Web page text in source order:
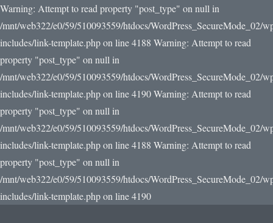
Warning: Attempt to read property "post_type" on null in
/mnt/web322/e0/59/510093559/htdocs/WordPress_SecureMode_02/
includes/link-template.php on line 4188 Warning: Attempt to read
property "post_type" on null in
/mnt/web322/e0/59/510093559/htdocs/WordPress_SecureMode_02/
includes/link-template.php on line 4190Warning: Attempt to read
property "post_type" on null in
/mnt/web322/e0/59/510093559/htdocs/WordPress_SecureMode_02/
includes/link-template.php on line 4188 Warning: Attempt to read
property "post_type" on null in
/mnt/web322/e0/59/510093559/htdocs/WordPress_SecureMode_02/
includes/link-template.php on line 4190